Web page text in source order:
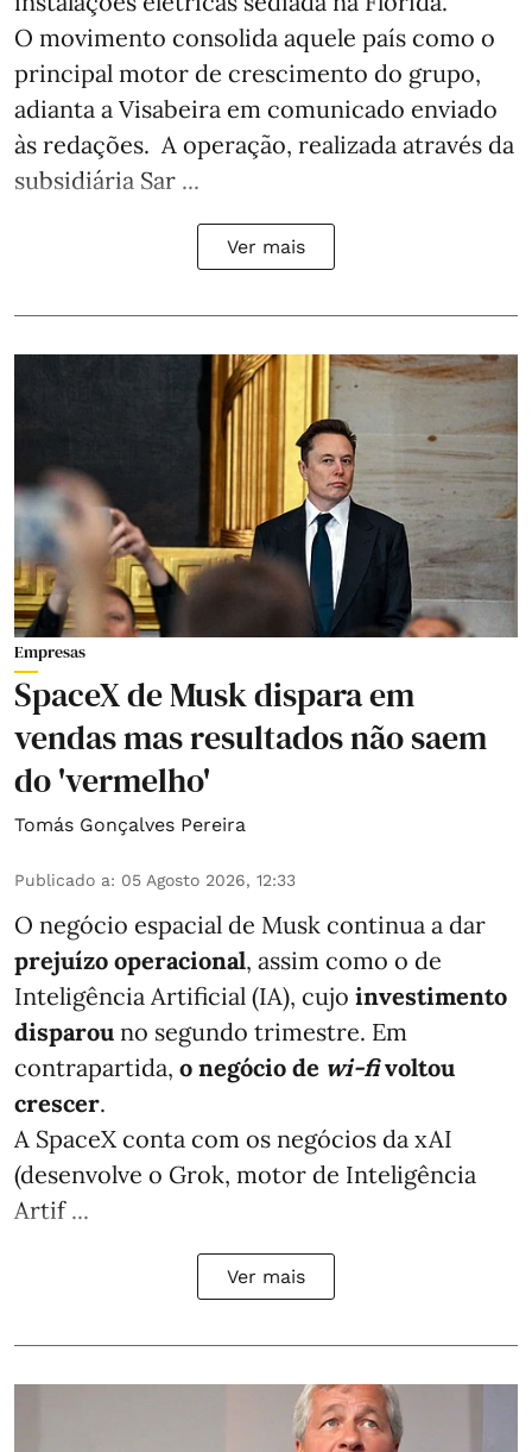
O movimento consolida aquele país como o
principal motor de crescimento do grupo,
adianta a Visabeira em comunicado enviado
às redações. A operação, realizada através da
subsidiária Sar ...
Ver mais
Empresas
SpaceX de Musk dispara em
vendas mas resultados não saem
do 'vermelho'
Tomás Gonçalves Pereira
Publicado a: 05 Agosto 2026, 12:33
O negócio espacial de Musk continua a dar
prejuízo operacional, assim como o de
Inteligência Artificial (IA), cujo investimento
disparou no segundo trimestre. Em
contrapartida, o negócio de wi-fivoltou
crescer.
A SpaceX conta com os negócios da xAI
(desenvolve o Grok, motor de Inteligência
Artif ...
Ver mais